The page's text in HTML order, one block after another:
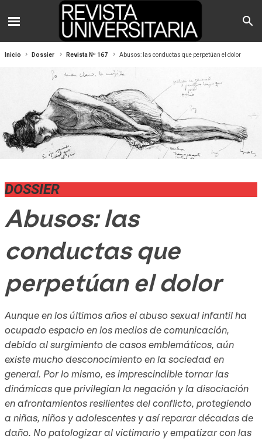
Inicio Dossier Revista Nº 167 Abusos: las conductas que perpetúan el dolor
DOSSIER
Abusos: las
conductas que
perpetúan el dolor
Aunque en los últimos años el abuso sexual infantil ha
ocupado espacio en los medios de comunicación,
debido al surgimiento de casos emblemáticos, aún
existe mucho desconocimiento en la sociedad en
general. Por lo mismo, es imprescindible tornar las
dinámicas que privilegian la negación y la disociación
en afrontamientos resilientes del conflicto, protegiendo
a niñas, niños y adolescentes y así reparar décadas de
daño. No patologizar al victimario y empatizar con las